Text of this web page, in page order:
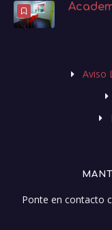
Aviso
Ponte en contacto